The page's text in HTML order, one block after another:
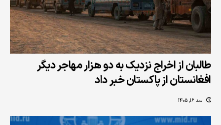
طالبان از اخراج نزدیک به دو هزار مهاجر دیگر
افغانستان از پاکستان خبر داد
اسد 16, 1405